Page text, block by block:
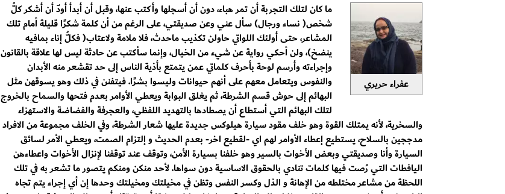
عفراء حريري
ما كان لتلك التجربة أن تمر هباء، دون أن أسجلها وأكتب عنها، وقبل أن أبدأ أودّ أن أشكر كلُّ
شخص( نساء ورجال) سأل عني وعن صديقتي، على الرغم من أن كلمة شكرًا قليلة أمام تلك
المشاعر، حتى أولئك اللواتي حاولن تكذيب ماحدث، فلا ملامة ولاعتاب( فكلُّ إناء بمافيه
ينضخ)، ولن أحكي رواية عن شيء من الخيال، وإنما سأكتب عن حادثة ليس لها علاقة بالقانون
وإجراءته وأرسم لوحة بأحرف كلماتي عمن يتمتع بأذية الناس إلى حد تقشعر منه الأبدان
والنفوس ويتعامل معهم على أنهم حيوانات وليسوا بشرًا. فيتفنن في ذلك وهو يسوقهن مثل
البهائم إلى حوش قسم الشرطة، ثم يغلق البوابة ويعطي الأوامر بعدم فتحها والسماح بالخروج
لتلك البهائم التي أستطاع أن يصطادها بالتهديد اللفظي، والعجرفة والفضاضة والاستهزاء
والسخرية، لأنه يمتلك القوة وهو خلف مقود سيارة هيلوكس جديدة عليها شعار الشرطة، وفي الخلف مجموعة من الافراد
مدججين بالسلاح، يستطيع إعطاء الأوامر لهم اي -لقطيع اخر- بعدم الحديث و إلتزام الصمت، ويعطي الأمر لسائق
السيارة وأنا وصديقتي وبعض الأخوات بالسير وهو خلفنا بسيارة الأمن، وتوقف عند توقفنا لإنزال الأخوات واعطاءهن
اليافطات التي رُصت فيها كلمات تنادي بالحقوق الاساسية دون سواها. لأحد منكن ومنكم يتصور ما تشعر به في تلك
اللحظة من مشاعر مختلطه من الإهانة و الذل وكسر النفس وتظن في مخيلتك ومخيلتك وحدها إن أي إجراء يتم تجاه